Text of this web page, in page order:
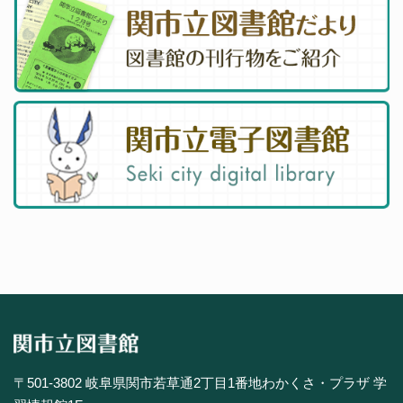
〒501-3802 岐阜県関市若草通2丁目1番地わかくさ・プラザ 学